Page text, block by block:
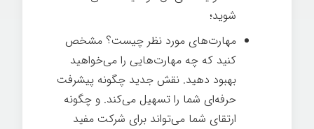
شوید؛
مهارت‌های مورد نظر چیست؟ مشخص
کنید که چه مهارت‌هایی را می‌خواهید
بهبود دهید. نقش جدید چگونه پیشرفت
حرفه‌ای شما را تسهیل می‌کند. و چگونه
ارتقای شما می‌تواند برای شرکت مفید